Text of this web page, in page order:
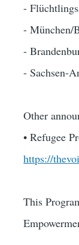
-
- München/
-
- Sachsen-
Other
• Refugee
https://
This